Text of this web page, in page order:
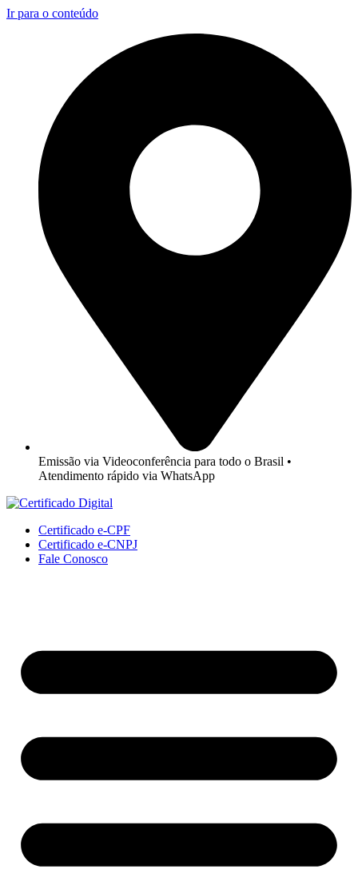
Ir para o conteúdo
Emissão via Videoconferência para todo o Brasil •
Atendimento rápido via WhatsApp
Certificado e-CPF
Certificado e-CNPJ
Fale Conosco